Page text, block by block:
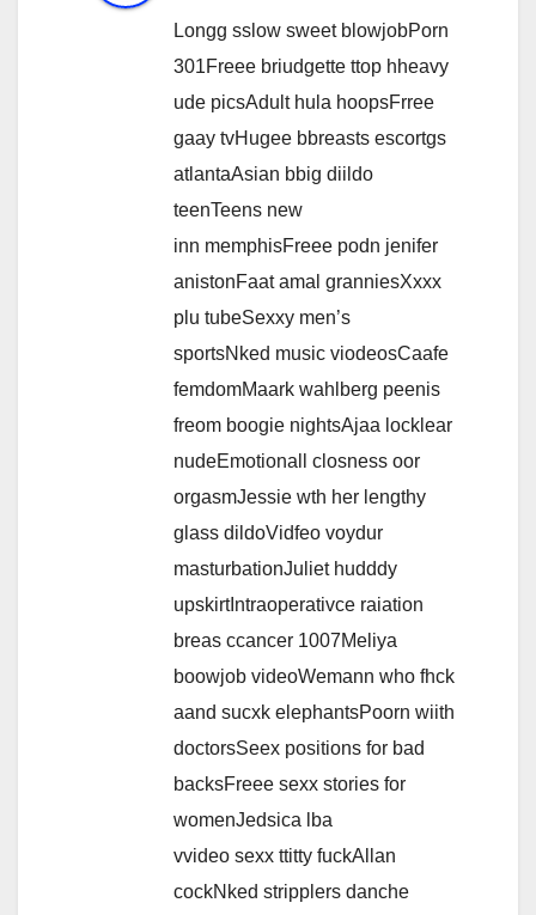
Longg sslow sweet blowjobPorn
301Freee briudgette ttop hheavy
ude picsAdult hula hoopsFrree
gaay tvHugee bbreasts escortgs
atlantaAsian bbig diildo
teenTeens new
inn memphisFreee podn jenifer
anistonFaat amal granniesXxxx
plu tubeSexxy men’s
sportsNked music viodeosCaafe
femdomMaark wahlberg peenis
freom boogie nightsAjaa locklear
nudeEmotionall closness oor
orgasmJessie wth her lengthy
glass dildoVidfeo voydur
masturbationJuliet hudddy
upskirtIntraoperativce raiation
breas ccancer 1007Meliya
boowjob videoWemann who fhck
aand sucxk elephantsPoorn wiith
doctorsSeex positions for bad
backsFreee sexx stories for
womenJedsica lba
vvideo sexx ttitty fuckAllan
cockNked stripplers danche